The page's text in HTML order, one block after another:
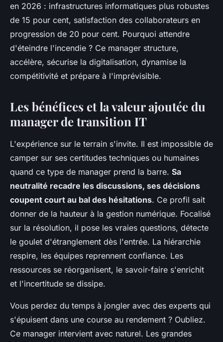
en 2026 : infrastructures informatiques plus robustes
de 15 pour cent, satisfaction des collaborateurs en
progression de 20 pour cent. Pourquoi attendre
d'éteindre l'incendie ? Ce manager structure,
accélère, sécurise la digitalisation, dynamise la
compétitivité et prépare à l'imprévisible.
Les bénéfices et la valeur ajoutée du
manager de transition IT
L'expérience sur le terrain s'invite. Il est impossible de
camper sur ses certitudes techniques ou humaines
quand ce type de manager prend la barre. Sa
neutralité recadre les discussions, ses décisions
coupent court au bal des hésitations. Ce profil sait
donner de la hauteur à la gestion numérique. Focalisé
sur la résolution, il pose les vraies questions, détecte
le goulet d'étranglement dès l'entrée. La hiérarchie
respire, les équipes reprennent confiance. Les
ressources se réorganisent, le savoir-faire s'enrichit
et l'incertitude se dissipe.
Vous perdez du temps à jongler avec des experts qui
s'épuisent dans une course au rendement ? Oubliez.
Ce manager intervient avec naturel. Les grandes